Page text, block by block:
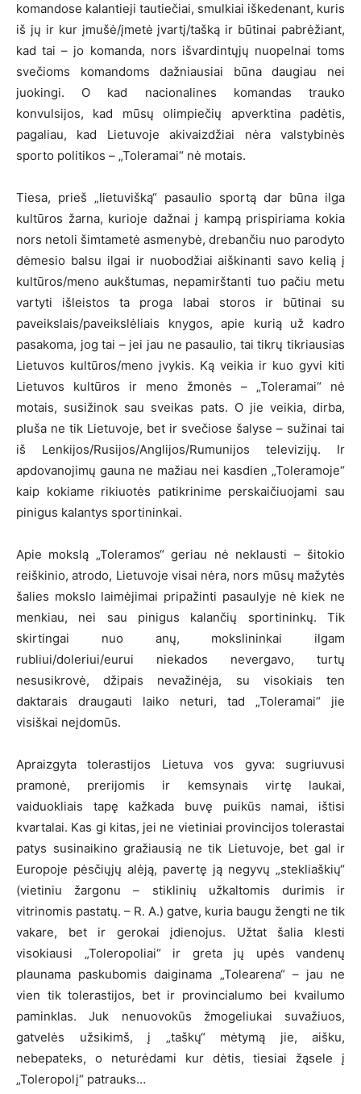
komandose kalantieji tautiečiai, smulkiai iškedenant, kuris
iš jų ir kur įmušė/įmetė įvartį/tašką ir būtinai pabrėžiant,
kad tai – jo komanda, nors išvardintųjų nuopelnai toms
svečioms komandoms dažniausiai būna daugiau nei
juokingi. O kad nacionalines komandas trauko
konvulsijos, kad mūsų olimpiečių apverktina padėtis,
pagaliau, kad Lietuvoje akivaizdžiai nėra valstybinės
sporto politikos – „Toleramai“ nė motais.
Tiesa, prieš „lietuvišką“ pasaulio sportą dar būna ilga
kultūros žarna, kurioje dažnai į kampą prispiriama kokia
nors netoli šimtametė asmenybė, drebančiu nuo parodyto
dėmesio balsu ilgai ir nuobodžiai aiškinanti savo kelią į
kultūros/meno aukštumas, nepamirštanti tuo pačiu metu
vartyti išleistos ta proga labai storos ir būtinai su
paveikslais/paveikslėliais knygos, apie kurią už kadro
pasakoma, jog tai – jei jau ne pasaulio, tai tikrų tikriausias
Lietuvos kultūros/meno įvykis. Ką veikia ir kuo gyvi kiti
Lietuvos kultūros ir meno žmonės – „Toleramai“ nė
motais, susižinok sau sveikas pats. O jie veikia, dirba,
pluša ne tik Lietuvoje, bet ir svečiose šalyse – sužinai tai
iš Lenkijos/Rusijos/Anglijos/Rumunijos televizijų. Ir
apdovanojimų gauna ne mažiau nei kasdien „Toleramoje“
kaip kokiame rikiuotės patikrinime perskaičiuojami sau
pinigus kalantys sportininkai.
Apie mokslą „Toleramos“ geriau nė neklausti – šitokio
reiškinio, atrodo, Lietuvoje visai nėra, nors mūsų mažytės
šalies mokslo laimėjimai pripažinti pasaulyje nė kiek ne
menkiau, nei sau pinigus kalančių sportininkų. Tik
skirtingai nuo anų, mokslininkai ilgam
rubliui/doleriui/eurui niekados nevergavo, turtų
nesusikrovė, džipais nevažinėja, su visokiais ten
daktarais draugauti laiko neturi, tad „Toleramai“ jie
visiškai neįdomūs.
Apraizgyta tolerastijos Lietuva vos gyva: sugriuvusi
pramonė, prerijomis ir kemsynais virtę laukai,
vaiduokliais tapę kažkada buvę puikūs namai, ištisi
kvartalai. Kas gi kitas, jei ne vietiniai provincijos tolerastai
patys susinaikino gražiausią ne tik Lietuvoje, bet gal ir
Europoje pėsčiųjų alėją, pavertę ją negyvų „stekliaškių“
(vietiniu žargonu – stiklinių užkaltomis durimis ir
vitrinomis pastatų. – R. A.) gatve, kuria baugu žengti ne tik
vakare, bet ir gerokai įdienojus. Užtat šalia klesti
visokiausi „Toleropoliai“ ir greta jų upės vandenų
plaunama paskubomis daiginama „Tolearena“ – jau ne
vien tik tolerastijos, bet ir provincialumo bei kvailumo
paminklas. Juk nenuovokūs žmogeliukai suvažiuos,
gatvelės užsikimš, į „taškų“ mėtymą jie, aišku,
nebepateks, o neturėdami kur dėtis, tiesiai žąsele į
„Toleropolį“ patrauks…